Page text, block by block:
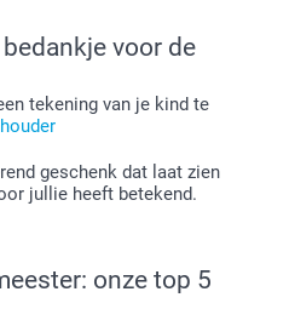
voor de
tekening van je kind te
geschenk dat laat zien
jullie heeft betekend.
onze top 5